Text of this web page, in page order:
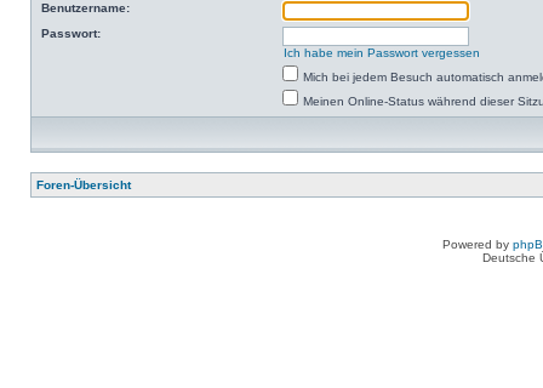
Benutzername:
Passwort:
Ich habe mein Passwort vergessen
Mich bei jedem Besuch automatisch
Meinen Online-Status während dieser
Foren-Übersicht
Powered by
Deutsche